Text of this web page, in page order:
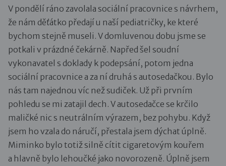
V pondělí ráno zavolala sociální pracovnice s návrhem,
že nám děťátko předají u naší pediatričky, ke které
bychom stejně museli. V domluvenou dobu jsme se
potkali v prázdné čekárně. Napřed šel soudní
vykonavatel s doklady k podepsání, potom jedna
sociální pracovnice a za ní druhá s autosedačkou. Bylo
nás tam najednou víc než sudiček. Už při prvním
pohledu se mi zatajil dech. V autosedačce se krčilo
maličké nic s neutrálním výrazem, bez pohybu. Když
jsem ho vzala do náručí, přestala jsem dýchat úplně.
Miminko bylo totiž silně cítit cigaretovým kouřem
a hlavně bylo lehoučké jako novorozeně. Úplně jsem